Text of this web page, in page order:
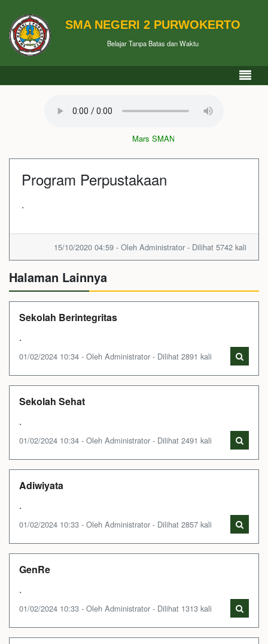
SMA NEGERI 2 PURWOKERTO
Belajar Tanpa Batas dan Waktu
Mars SMAN 2 Purwokerto
Program Perpustakaan
.
15/10/2020 04:59 - Oleh Administrator - Dilihat 5742 kali
Halaman Lainnya
Sekolah Berintegritas
.
01/02/2024 10:34 - Oleh Administrator - Dilihat 2891 kali
Sekolah Sehat
.
01/02/2024 10:34 - Oleh Administrator - Dilihat 2491 kali
Adiwiyata
.
01/02/2024 10:33 - Oleh Administrator - Dilihat 2857 kali
GenRe
.
01/02/2024 10:33 - Oleh Administrator - Dilihat 1313 kali